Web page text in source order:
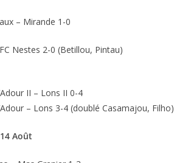
– Mirande 1-0
Nestes 2-0 (Betillou, Pintau)
II – Lons II 0-4
– Lons 3-4 (doublé Casamajou, Filho)
Août